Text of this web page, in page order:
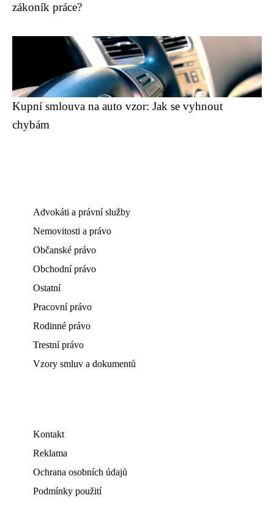
zákoník práce?
Kupní smlouva na auto vzor: Jak se vyhnout
chybám
Advokáti a právní služby
Nemovitosti a právo
Občanské právo
Obchodní právo
Ostatní
Pracovní právo
Rodinné právo
Trestní právo
Vzory smluv a dokumentů
Kontakt
Reklama
Ochrana osobních údajů
Podmínky použití